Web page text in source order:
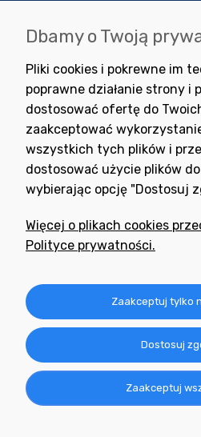
Wyrażam zgodę na
nowościami i promocjami.
Potrzebujesz pomocy
+48 791 806 804
Informacje
Obsługa zamówień
O nas
Dbamy o Twoją
Pliki cookies i pokrewne im
poprawne działanie strony i
dostosować ofertę do
zaakceptować
wszystkich tych plików i
dostosować użycie plików
wybierając opcję "Dostosuj
Więcej o plikach cookies
Polityce prywatności.
Zaakceptuj tylko
Dostosuj
Zaakceptuj